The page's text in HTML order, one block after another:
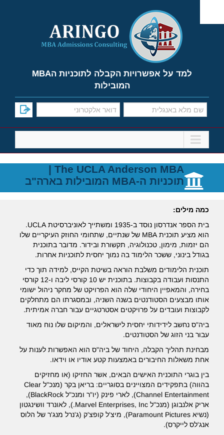
content
למד על אפשרויות הקבלה לתוכניות הMBA
המובילות
The UCLA Anderson MBA |
תוכניות ה-MBA המובילות בארה"ב
כמה מילים:
בית הספר אנדרסון נוסד ב-1935 ומשתייך לאוניברסיטת UCLA.
הוא מציע תוכנית MBA של שנתיים, שתחומי החוזק העיקריים שלו
הם יזמות, מימון, טכנולוגיה, תקשורת ובידור. מדובר בתוכנית
בגודל בינוני, ששכר הלימוד בה נמוך יחסית לתוכניות אחרות.
תוכנית הלימודים משלבת הוראה בשיטת הקייס, למידה תוך כדי
התנסות ועבודה בקבוצות. בתוכנית יש 10 קורסי ליבה ו-12 קורסי
בחירה, והמאפיין היחודי שלה הוא הפרויקט של מחקר ניהול ישומי
אותו מבצעים הסטודנטים בשנה השניה, ובמסגרתו הם מתחלקים
לקבוצות ועובדים על פרויקטים אסטרטגיים עבור חברה אמיתית.
ביה"ס נחשב לידידותי יחסית לישראלים, והמיקום שלו נוח מאוד
עבור בני הזוג של הסטודנטים.
מבחינת תהליך הקבלה, היחוד של ביה"ס הוא האפשרות לענות על
אחת משאלות החיבורים באמצעות קטע אודיו או וידאו.
בין בוגרי התוכנית האישים הבאים, אשר החזיקו (או מחזיקים
בהווה) בתפקידים המצויינים בסוגריים: בריאן בקר (מנכ"ל Clear
Channel Entertainment), לארי פינק (יו"ר ומנכ"ל
BlackRock
),
אריק אלנבוגן (מנכ"ל Marvel Enterprises, Inc.), לאונרד וושינגטון
(נשיא Paramount Pictures), מיצ'ל קופצ'ק (ג'נרל מנג'ר של הלוס
אנג'לס לייקרס).